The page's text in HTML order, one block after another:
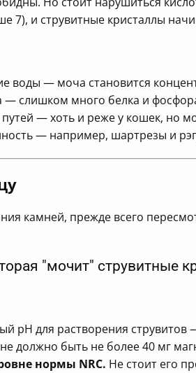
7), и струвитные кристаллы
воды — моча становится
— слишком много белка и
— хоть и реже у кошек, но
— например, шартрезы и
камней, прежде всего
"мочит" струвитные
рН для растворения струвитов
должно быть не более 40 мг
нормы NRC. Не стоит его